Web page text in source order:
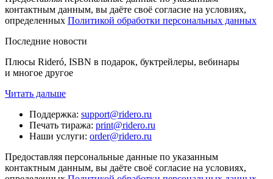
контактным данным, вы даёте своё согласие на условиях,
определенных Политикой обработки персональных данных
Последние новости
Плюсы Rideró, ISBN в подарок, буктрейлеры, вебинары
и многое другое
Читать дальше
Поддержка: support@ridero.ru
Печать тиража: print@ridero.ru
Наши услуги: order@ridero.ru
Предоставляя персональные данные по указанным
контактным данным, вы даёте своё согласие на условиях,